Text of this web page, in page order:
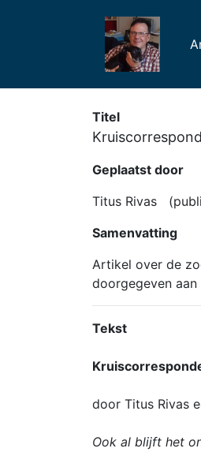
Titel
Geplaatst door
Titus Rivas
Samenvatting
Artikel over de
doorgegeven aan
Tekst
door Titus Rivas
Ook al blijft het